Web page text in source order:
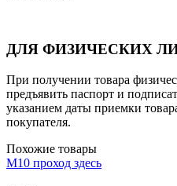
ДЛЯ ФИЗИЧЕСКИХ
При получении товара
предъявить паспорт и
указанием даты приемки
покупателя.
Похожие товары
M10 проход здесь